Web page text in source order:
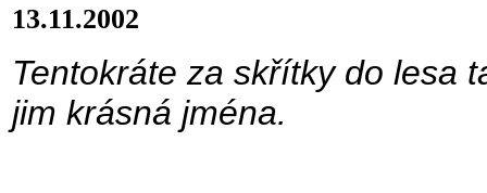
13.11.2002
Tentokráte za skřítky do lesa
jim krásná jména.